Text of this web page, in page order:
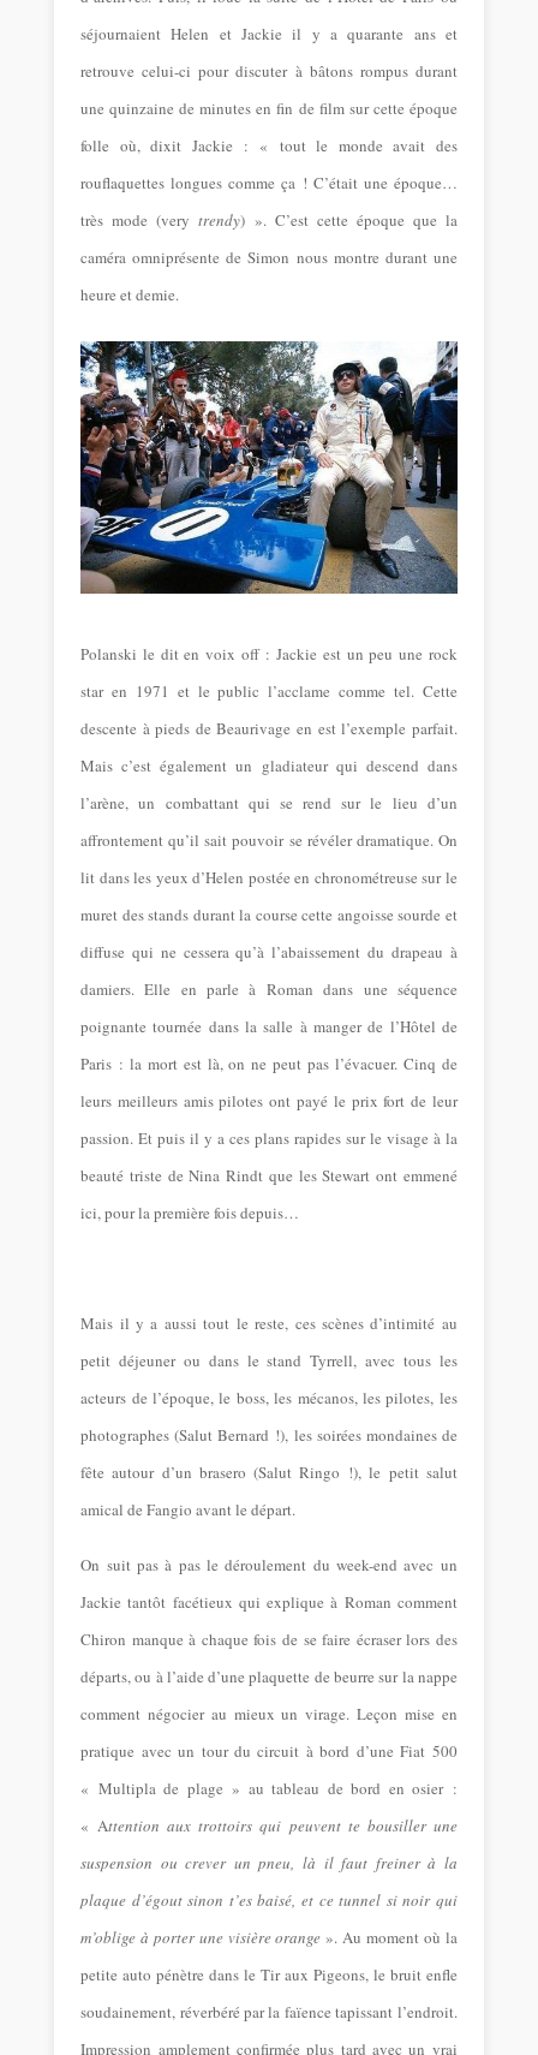
séjournaient Helen et Jackie il y a quarante ans et
retrouve celui-ci pour discuter à bâtons rompus durant
une quinzaine de minutes en fin de film sur cette époque
folle où, dixit Jackie : « tout le monde avait des
rouflaquettes longues comme ça ! C’était une époque…
très mode (verytrendy) ». C’est cette époque que la
caméra omniprésente de Simon nous montre durant une
heure et demie.
Polanski le dit en voix off : Jackie est un peu une rock
star en 1971 et le public l’acclame comme tel. Cette
descente à pieds de Beaurivage en est l’exemple parfait.
Mais c’est également un gladiateur qui descend dans
l’arène, un combattant qui se rend sur le lieu d’un
affrontement qu’il sait pouvoir se révéler dramatique. On
lit dans les yeux d’Helen postée en chronométreuse sur le
muret des stands durant la course cette angoisse sourde et
diffuse qui ne cessera qu’à l’abaissement du drapeau à
damiers. Elle en parle à Roman dans une séquence
poignante tournée dans la salle à manger de l’Hôtel de
Paris : la mort est là, on ne peut pas l’évacuer. Cinq de
leurs meilleurs amis pilotes ont payé le prix fort de leur
passion. Et puis il y a ces plans rapides sur le visage à la
beauté triste de Nina Rindt que les Stewart ont emmené
ici, pour la première fois depuis…
Mais il y a aussi tout le reste, ces scènes d’intimité au
petit déjeuner ou dans le stand Tyrrell, avec tous les
acteurs de l’époque, le boss, les mécanos, les pilotes, les
photographes (Salut Bernard !), les soirées mondaines de
fête autour d’un brasero (Salut Ringo !), le petit salut
amical de Fangio avant le départ.
On suit pas à pas le déroulement du week-end avec un
Jackie tantôt facétieux qui explique à Roman comment
Chiron manque à chaque fois de se faire écraser lors des
départs, ou à l’aide d’une plaquette de beurre sur la nappe
comment négocier au mieux un virage. Leçon mise en
pratique avec un tour du circuit à bord d’une Fiat 500
« Multipla de plage » au tableau de bord en osier :
« Attention aux trottoirs qui peuvent te bousiller une
suspension ou crever un pneu, là il faut freiner à la
plaque d’égout sinon t’es baisé, et ce tunnel si noir qui
m’oblige à porter une visière orange ». Au moment où la
petite auto pénètre dans le Tir aux Pigeons, le bruit enfle
soudainement, réverbéré par la faïence tapissant l’endroit.
Impression amplement confirmée plus tard avec un vrai